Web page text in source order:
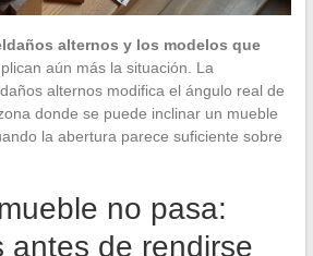
alternos y los modelos que
aún más la situación. La
alternos modifica el ángulo real de
donde se puede inclinar un mueble
la abertura parece suficiente sobre
no pasa:
antes de rendirse